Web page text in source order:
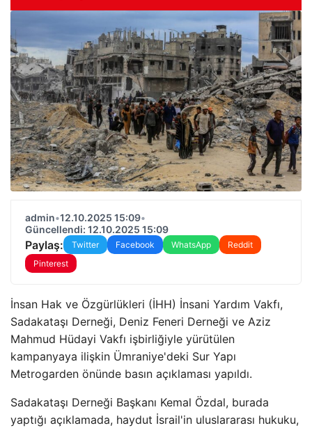
admin•12.10.2025 15:09•
Güncellendi: 12.10.2025 15:09
Paylaş: Twitter Facebook WhatsApp
Reddit
Pinterest
İnsan Hak ve Özgürlükleri (İHH) İnsani Yardım Vakfı,
Sadakataşı Derneği, Deniz Feneri Derneği ve Aziz
Mahmud Hüdayi Vakfı işbirliğiyle yürütülen
kampanyaya ilişkin Ümraniye'deki Sur Yapı
Metrogarden önünde basın açıklaması yapıldı.
Sadakataşı Derneği Başkanı Kemal Özdal, burada
yaptığı açıklamada, haydut İsrail'in uluslararası hukuku,